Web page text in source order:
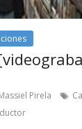
Pirela